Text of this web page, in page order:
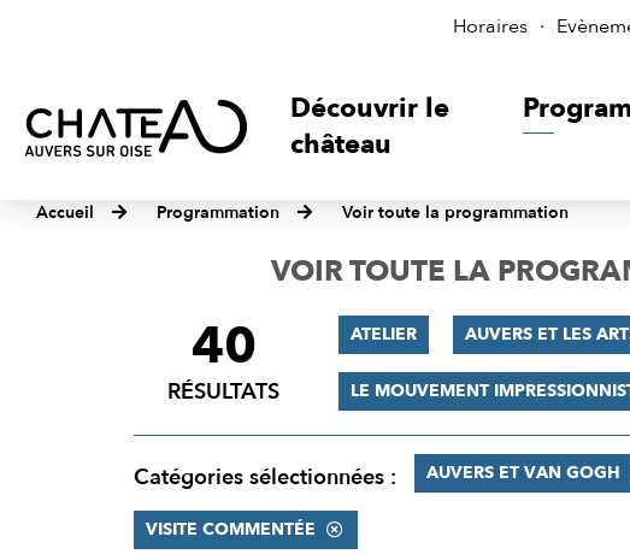
Horaires
Découvrir le
château
Accueil Programmation Voir toute la programmation
VOIR TOUTE LA
FILTRER
RÉSULTATS
40
RÉSULTATS
ATELIER AUVERS ET LES
LE MOUVEMENT
Catégories sélectionnées : AUVERS ET VAN GOGH
VISITE COMMENTÉE